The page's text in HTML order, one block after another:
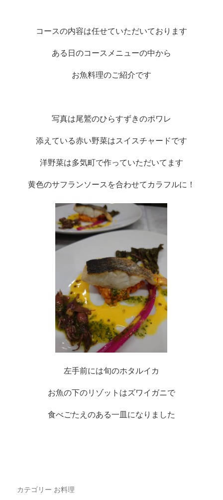
コースの内容は任せていただいております
ある日のコースメニューの中から
お魚料理のご紹介です
写真は尾鷲のひらすずきのポワレ
添えている赤い野菜はスイスチャードです
洋野菜は多気町で作っていただいてます
黄色のサフランソースを合わせてカラフルに！
左手前には旬のホタルイカ
お魚の下のリゾットはズワイガニで
食べごたえのある一皿になりました
カテゴリー お料理